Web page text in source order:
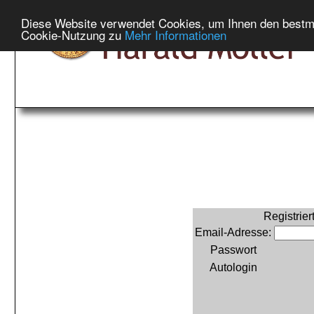
Diese Website verwendet Cookies, um Ihnen den
Cookie-Nutzung zu Mehr Informationen
Email-Adresse:
Passwort
Autologin